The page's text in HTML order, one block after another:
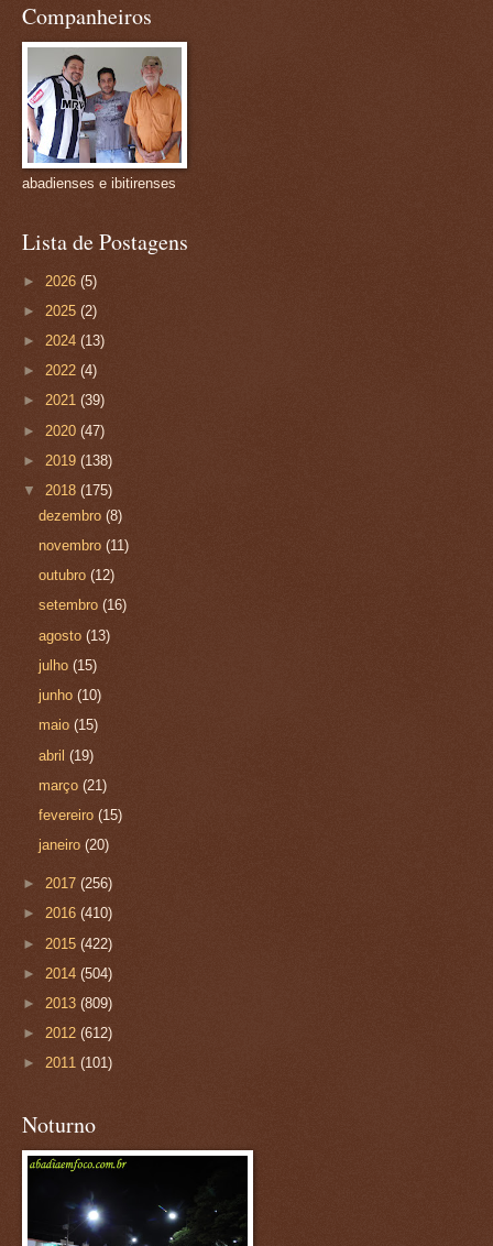
Companheiros
abadienses e ibitirenses
Lista de Postagens
► 2026 (5)
► 2025 (2)
► 2024 (13)
► 2022 (4)
► 2021 (39)
► 2020 (47)
► 2019 (138)
▼ 2018 (175)
dezembro(8)
novembro(11)
outubro(12)
setembro(16)
agosto(13)
julho(15)
junho(10)
maio(15)
abril(19)
março(21)
fevereiro(15)
janeiro(20)
► 2017 (256)
► 2016 (410)
► 2015 (422)
► 2014 (504)
► 2013 (809)
► 2012 (612)
► 2011 (101)
Noturno